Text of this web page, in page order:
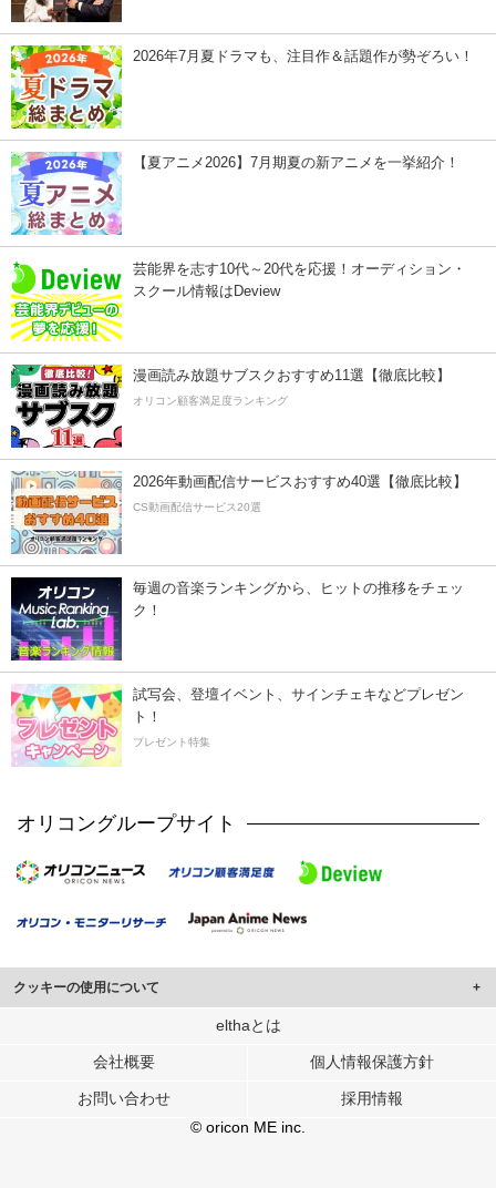
2026年7月夏ドラマも、注目作＆話題作が勢ぞろい！
【夏アニメ2026】7月期夏の新アニメを一挙紹介！
芸能界を志す10代～20代を応援！オーディション・
スクール情報はDeview
漫画読み放題サブスクおすすめ11選【徹底比較】
オリコン顧客満足度ランキング
2026年動画配信サービスおすすめ40選【徹底比較】
CS動画配信サービス20選
毎週の音楽ランキングから、ヒットの推移をチェッ
ク！
試写会、登壇イベント、サインチェキなどプレゼン
ト！
プレゼント特集
オリコングループサイト
クッキーの使用について
このサイトでは Cookie を使用して、ユーザーに合わせたコンテンツや広告の
行っています。
メディアや広告配信、データ解析の各パートナーに提供しています。
各パートナーは、この情報とユーザーが各パートナーに提供した他の情報や、
ユーザーが各パートナーのサービスを使用したときに収集した他の情報を組み
elthaとは
会社概要 個人情報保護方針
お問い合わせ
採用情報
© oricon ME inc.